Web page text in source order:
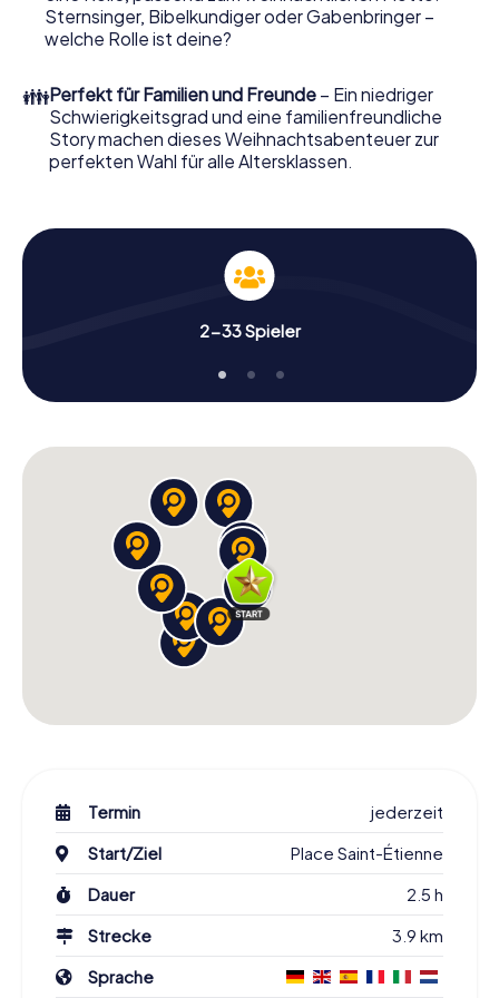
Weihnachtsmarkt von Straßburg wird mit dem X-Mas
Adventure zu einem Highlight. Schließlich bietet die
Teambuilding und eine stimmungsvolle
Weihnachtsthematik. Gönnen Sie Ihren Kollegen also
einen unvergesslichen Ausklang des Jahres und planen Sie
unser X-Mas Adventure als Programmpunkt Ihrer
Sternsinger, Bibelkundiger oder Gabenbringer –
welche Rolle ist deine?
👪Perfekt für Familien und Freunde – Ein niedriger
Schwierigkeitsgrad und eine familienfreundliche
Story machen dieses Weihnachtsabenteuer zur
perfekten Wahl für alle Altersklassen.
2-33 Spieler
Termin
jederzeit
Start/Ziel
Place Saint-Étienne
Dauer
2.5 h
Strecke
3.9 km
Sprache